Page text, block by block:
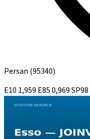
Persan (95340)
E10 1,959 E850,969SP98